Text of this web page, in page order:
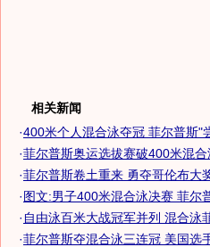
相关新闻
·400米个人混合泳夺冠 菲尔普斯"
·菲尔普斯奥运选拔赛破400米混
·菲尔普斯卷土重来 勇夺哥伦布大
·图文:男子400米混合泳决赛 菲尔
· 自由泳百米大战冠军并列 混合泳
·菲尔普斯夺混合泳三连冠 美国选